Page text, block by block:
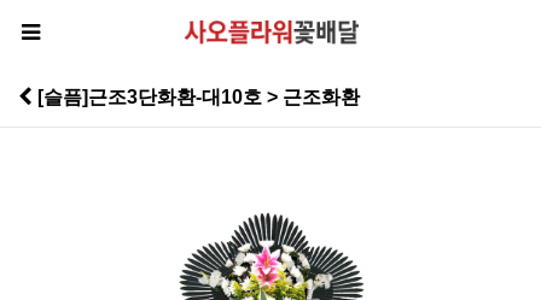
[슬픔]근조3단화환-대10호 > 근조화환